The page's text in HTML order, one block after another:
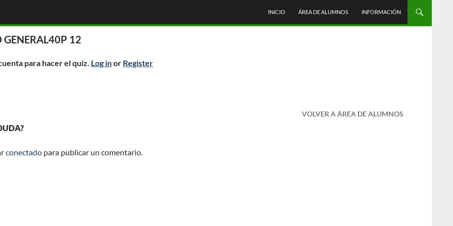
INICIO ÁREA DE ALUMNOS INFORMACIÓN
GENERAL40P 12
para hacer el quiz. Log inor Register
VOLVER A ÁREA DE ALUMNOS
conectado para publicar un comentario.